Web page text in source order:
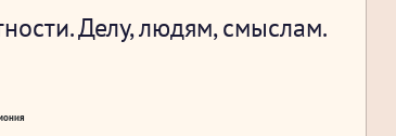
Делу, людям, смыслам.